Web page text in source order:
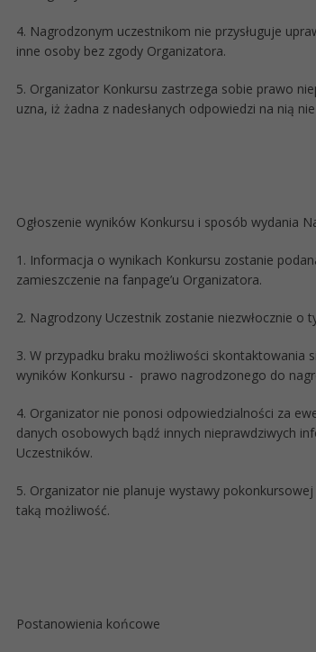
4. Nagrodzonym uczestnikom nie przysługuje
inne osoby bez zgody Organizatora.
5. Organizator Konkursu zastrzega sobie prawo
uzna, iż żadna z nadesłanych odpowiedzi na nią nie
Ogłoszenie wyników Konkursu i sposób wydania
1. Informacja o wynikach Konkursu zostanie
zamieszczenie na fanpage’u Organizatora.
2. Nagrodzony Uczestnik zostanie niezwłocznie
3. W przypadku braku możliwości skontaktowania
wyników Konkursu - prawo nagrodzonego do
4. Organizator nie ponosi odpowiedzialności za
danych osobowych bądź innych nieprawdziwych
Uczestników.
5. Organizator nie planuje wystawy
taką możliwość.
Postanowienia końcowe